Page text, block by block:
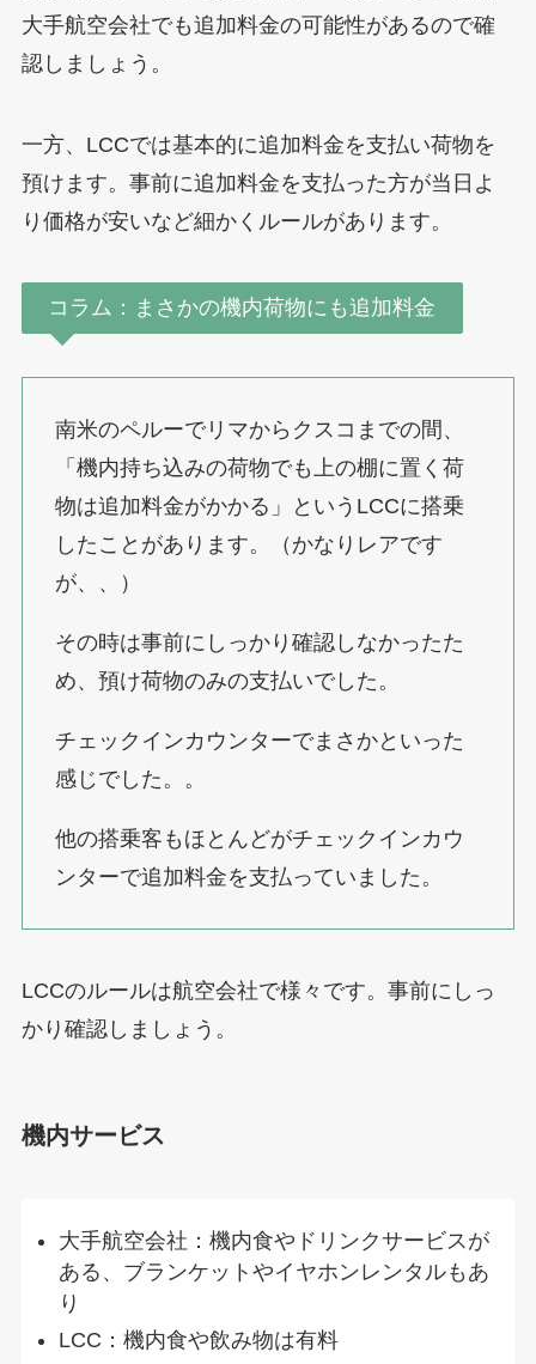
大手航空会社でも追加料金の可能性があるので確
認しましょう。
一方、LCCでは基本的に追加料金を支払い荷物を
預けます。事前に追加料金を支払った方が当日よ
り価格が安いなど細かくルールがあります。
コラム：まさかの機内荷物にも追加料金
南米のペルーでリマからクスコまでの間、
「機内持ち込みの荷物でも上の棚に置く荷
物は追加料金がかかる」というLCCに搭乗
したことがあります。（かなりレアです
が、、）
その時は事前にしっかり確認しなかったた
め、預け荷物のみの支払いでした。
チェックインカウンターでまさかといった
感じでした。。
他の搭乗客もほとんどがチェックインカウ
ンターで追加料金を支払っていました。
LCCのルールは航空会社で様々です。事前にしっ
かり確認しましょう。
機内サービス
大手航空会社：機内食やドリンクサービスが
ある、ブランケットやイヤホンレンタルもあ
り
LCC：機内食や飲み物は有料